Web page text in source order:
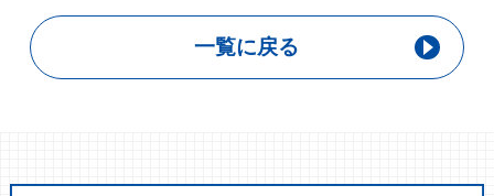
一覧に戻る